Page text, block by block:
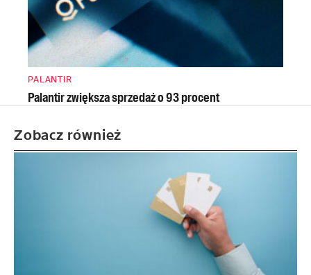
PALANTIR
Palantir zwiększa sprzedaż o 93 procent
Zobacz również